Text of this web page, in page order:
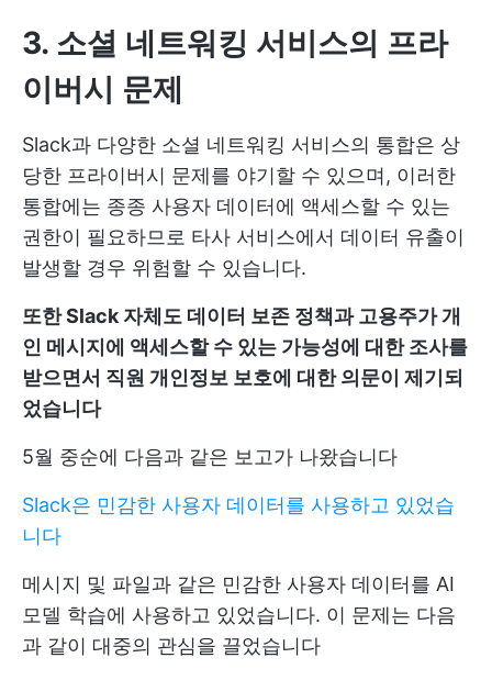
3. 소셜 네트워킹 서비스의 프라
이버시 문제
Slack과 다양한 소셜 네트워킹 서비스의 통합은 상
당한 프라이버시 문제를 야기할 수 있으며, 이러한
통합에는 종종 사용자 데이터에 액세스할 수 있는
권한이 필요하므로 타사 서비스에서 데이터 유출이
발생할 경우 위험할 수 있습니다.
또한 Slack 자체도 데이터 보존 정책과 고용주가 개
인 메시지에 액세스할 수 있는 가능성에 대한 조사를
받으면서 직원 개인정보 보호에 대한 의문이 제기되
었습니다
5월 중순에 다음과 같은 보고가 나왔습니다
Slack은 민감한 사용자 데이터를 사용하고 있었습
니다
메시지 및 파일과 같은 민감한 사용자 데이터를 AI
모델 학습에 사용하고 있었습니다. 이 문제는 다음
과 같이 대중의 관심을 끌었습니다